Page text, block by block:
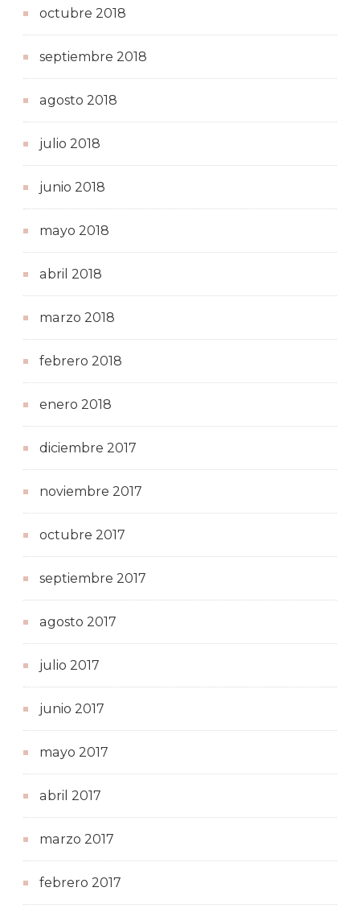
octubre 2018
septiembre 2018
agosto 2018
julio 2018
junio 2018
mayo 2018
abril 2018
marzo 2018
febrero 2018
enero 2018
diciembre 2017
noviembre 2017
octubre 2017
septiembre 2017
agosto 2017
julio 2017
junio 2017
mayo 2017
abril 2017
marzo 2017
febrero 2017